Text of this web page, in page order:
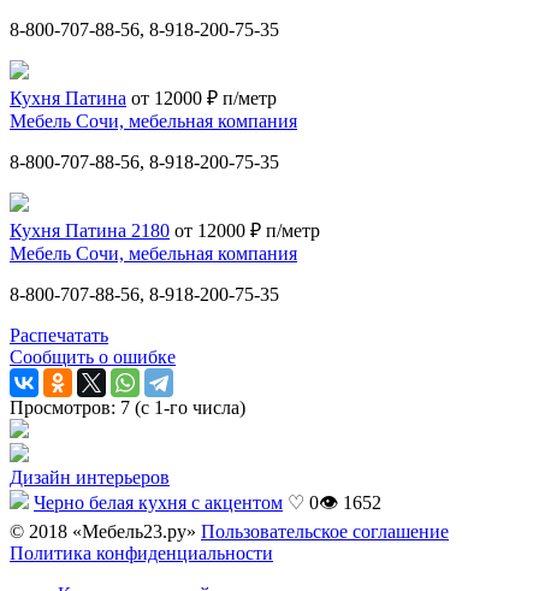
8-800-707-88-56, 8-918-200-75-35
Кухня Патина от 12000 ₽ п/метр
Мебель Сочи, мебельная компания
8-800-707-88-56, 8-918-200-75-35
Кухня Патина 2180 от 12000 ₽ п/метр
Мебель Сочи, мебельная компания
8-800-707-88-56, 8-918-200-75-35
Распечатать
Сообщить о ошибке
Просмотров: 7 (с 1-го числа)
Дизайн интерьеров
Черно белая кухня с акцентом ♡ 0👁 1652
© 2018 «Мебель23.ру» Пользовательское соглашение
Политика конфиденциальности